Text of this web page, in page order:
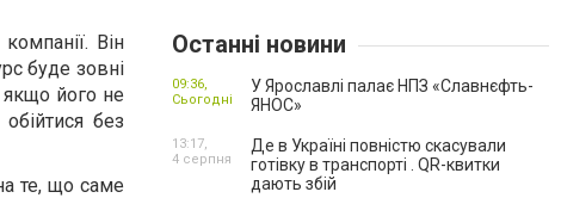
Він
буде зовні
якщо його не
без
те, що саме
Останні новини
У Ярославлі палає НПЗ «Славнєфть-
ЯНОС»
09:36,
Сьогодні
Де в Україні повністю скасували
готівку в транспорті . QR-квитки
дають збій
13:17,
4 серпня